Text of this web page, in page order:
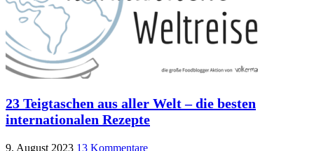
23 Teigtaschen aus aller Welt – die besten
internationalen Rezepte
9. August 2023 13 Kommentare